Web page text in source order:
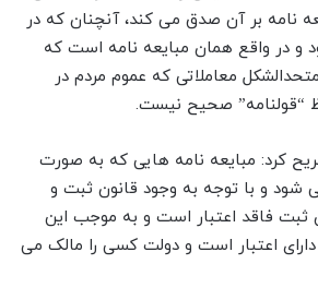
نامه بر آن صدق می کند، آنچنان که در
و در واقع همان مبایعه نامه است که
معاملاتی که عموم مردم در
“قولنامه” صحیح نیست.
کرد: مبایعه نامه هایی که به صورت
و با توجه به وجود قانون ثبت و
فاقد اعتبار است و به موجب این
اعتبار است و دولت کسی را مالک می